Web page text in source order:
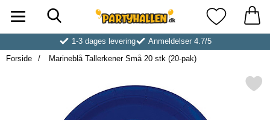
Startside for Partyhallen AB Mine
1-3 dages levering
Anmeldelser 4.7/5
Forside
Marineblå Tallerkener Små 20 stk (20-pak)
Markér marineblå Tallerkener